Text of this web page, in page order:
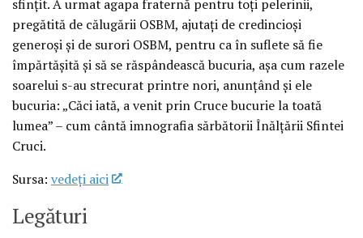
sfințit. A urmat agapa fraternă pentru toți pelerinii,
pregătită de călugării OSBM, ajutați de credincioși
generoși și de surori OSBM, pentru ca în suflete să fie
împărtășită și să se răspândească bucuria, așa cum razele
soarelui s-au strecurat printre nori, anunțând și ele
bucuria: „Căci iată, a venit prin Cruce bucurie la toată
lumea” – cum cântă imnografia sărbătorii Înălțării Sfintei
Cruci.
Sursa: vedeţi aici
Legături